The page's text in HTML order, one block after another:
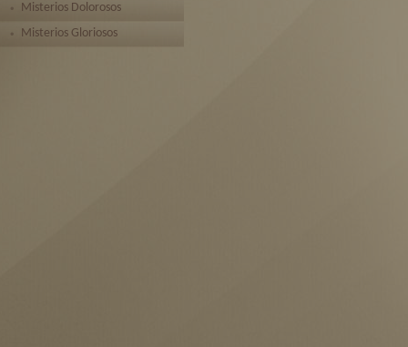
Misterios Dolorosos
Misterios Gloriosos